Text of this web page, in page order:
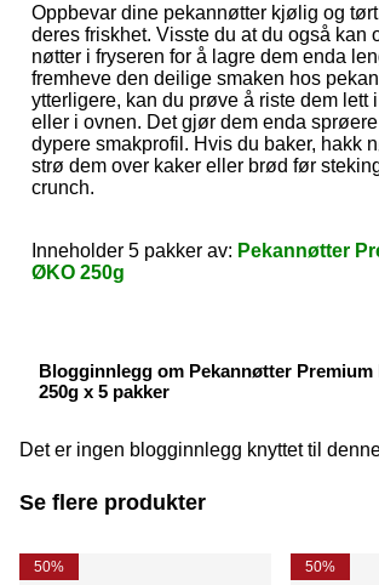
Oppbevar dine pekannøtter kjølig og
deres friskhet. Visste du at du også kan
nøtter i fryseren for å lagre dem enda
fremheve den deilige smaken hos
ytterligere, kan du prøve å riste dem lett
eller i ovnen. Det gjør dem enda
dypere smakprofil. Hvis du baker, hakk
strø dem over kaker eller brød før
crunch.
Inneholder 5 pakker av: Pekannøtter
ØKO 250g
Blogginnlegg om Pekannøtter Premium
250g x 5 pakker
Det er ingen blogginnlegg knyttet til
Se flere produkter
50% 50%